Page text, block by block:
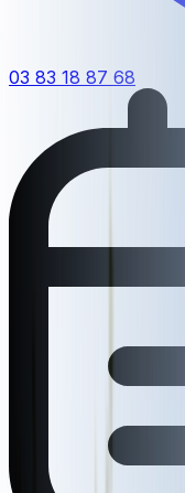
03 83 18 87 68